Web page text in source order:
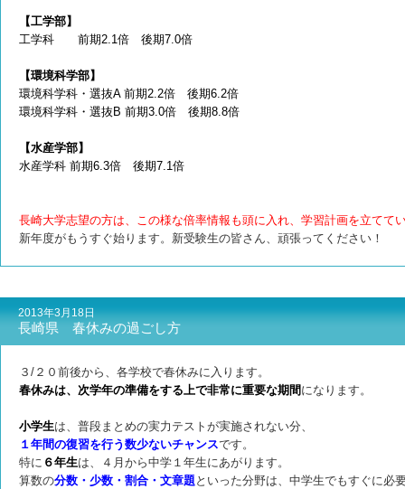
【工学部】
工学科 前期2.1倍 後期7.0倍
【環境科学部】
環境科学科・選抜A 前期2.2倍 後期6.2倍
環境科学科・選抜B 前期3.0倍 後期8.8倍
【水産学部】
水産学科 前期6.3倍 後期7.1倍
長崎大学志望の方は、この様な倍率情報も頭に入れ、学習計画を立てて
新年度がもうすぐ始ります。新受験生の皆さん、頑張ってください！
2013年3月18日
長崎県 春休みの過ごし方
３/２０前後から、各学校で春休みに入ります。
春休みは、次学年の準備をする上で非常に重要な期間 になります。
小学生は、普段まとめの実力テストが実施されない分、
１年間の復習を行う数少ないチャンスです。
特に ６年生は、４月から中学１年生にあがります。
算数の分数・少数・割合・文章題 といった分野は、中学生でもすぐに必